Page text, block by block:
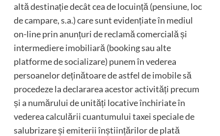
altă destinație decât cea de locuință (pensiune, loc
de campare, s.a.) care sunt evidențiate în mediul
on-line prin anunțuri de reclamă comercială și
intermediere imobiliară (booking sau alte
platforme de socializare) punem în vederea
persoanelor deținătoare de astfel de imobile să
procedeze la declararea acestor activități precum
și a numărului de unități locative închiriate în
vederea calculării cuantumului taxei speciale de
salubrizare și emiterii înștiințărilor de plată